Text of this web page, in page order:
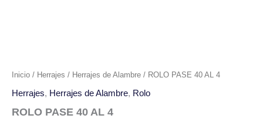
Inicio / Herrajes / Herrajes de Alambre / ROLO PASE 40 AL 4
Herrajes, Herrajes de Alambre, Rolo
ROLO PASE 40 AL 4